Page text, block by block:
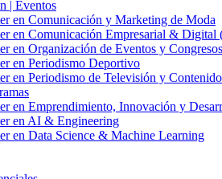
| Eventos
en Comunicación y Marketing de Moda
en Comunicación Empresarial &
en Organización de Eventos y
en Periodismo Deportivo
en Periodismo de Televisión y
en Emprendimiento, Innovación y
en AI & Engineering
en Data Science & Machine Learning